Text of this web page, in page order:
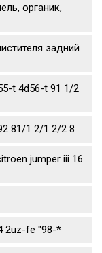
органик,
задний
t 4d56-t 91 1/2
81/1 2/1 2/2 8
jumper iii 16
2uz-fe "98-*